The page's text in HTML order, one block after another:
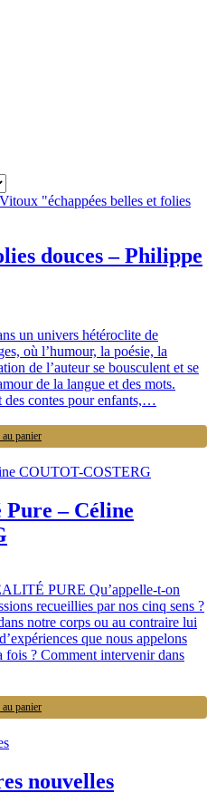
douces – Philippe
un univers hétéroclite de
où l’humour, la poésie, la
de l’auteur se bousculent et se
de la langue et des mots.
des contes pour enfants,…
panier
– Céline
PURE Qu’appelle-t-on
recueillies par nos cinq sens ?
notre corps ou au contraire lui
que nous appelons
fois ? Comment intervenir dans
panier
nouvelles